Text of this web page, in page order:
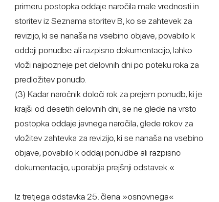
primeru postopka oddaje naročila male vrednosti in
storitev iz Seznama storitev B, ko se zahtevek za
revizijo, ki se nanaša na vsebino objave, povabilo k
oddaji ponudbe ali razpisno dokumentacijo, lahko
vloži najpozneje pet delovnih dni po poteku roka za
predložitev ponudb.
(3) Kadar naročnik določi rok za prejem ponudb, ki je
krajši od desetih delovnih dni, se ne glede na vrsto
postopka oddaje javnega naročila, glede rokov za
vložitev zahtevka za revizijo, ki se nanaša na vsebino
objave, povabilo k oddaji ponudbe ali razpisno
dokumentacijo, uporablja prejšnji odstavek.«
Iz tretjega odstavka 25. člena »osnovnega«